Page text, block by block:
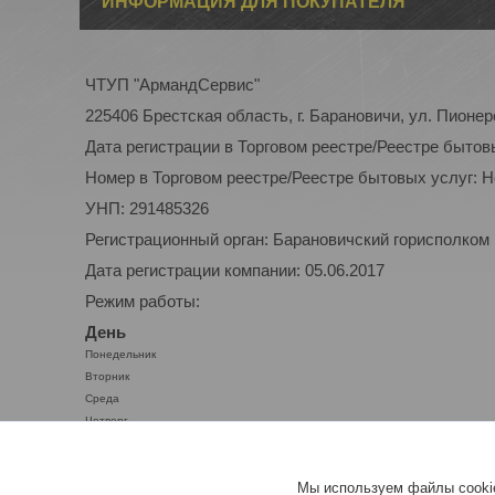
ЧТУП "АрмандСервис"
225406 Брестская область, г. Барановичи, ул.
Дата регистрации в Торговом реестре/Реестре
Номер в Торговом реестре/Реестре бытовых услуг:
УНП: 291485326
Регистрационный орган: Барановичский горисполком
Дата регистрации компании: 05.06.2017
Режим работы:
День
Понедельник
Вторник
Среда
Четверг
Мы используем файлы